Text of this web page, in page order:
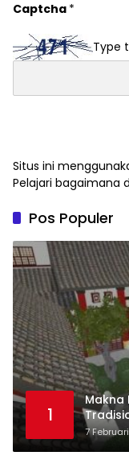
Captcha *
Type
Situs ini
Pelajari bagaimana
Pos Populer
1
Makna
7